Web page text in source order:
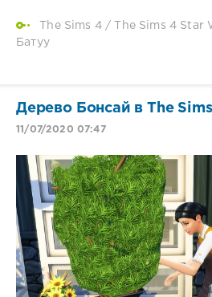
The Sims 4/
The Sims 4 Star
Батуу
Дерево Бонсай в The
11/07/2020 07:47